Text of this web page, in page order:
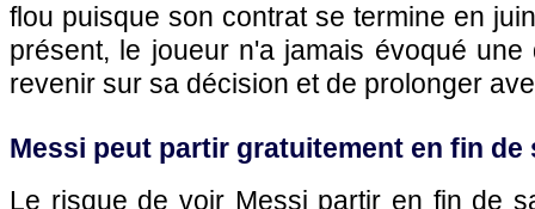
flou puisque son contrat se termine en
présent, le joueur n'a jamais évoqué
revenir sur sa décision et de prolonger
Messi peut partir gratuitement en fin de
Le risque de voir Messi partir en fin de